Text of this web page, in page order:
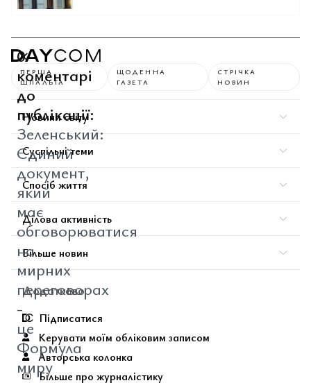
0
коментарі
до
публікації:
Зеленський:
Єдиний
документ,
який
має
обговорюватися
на
мирних
переговорах
-
це
Формула
миру
ПЕРША
ШПАЛЬТА
ЩОДЕННА
ГАЗЕТА
СТРІЧКА
НОВИН
Новини світу
Суспільні теми
Спосіб життя
Ділова активність
Більше новин
Додатково
Підписатися
Керувати моїм обліковим записом
Авторська колонка
Більше про журналістику